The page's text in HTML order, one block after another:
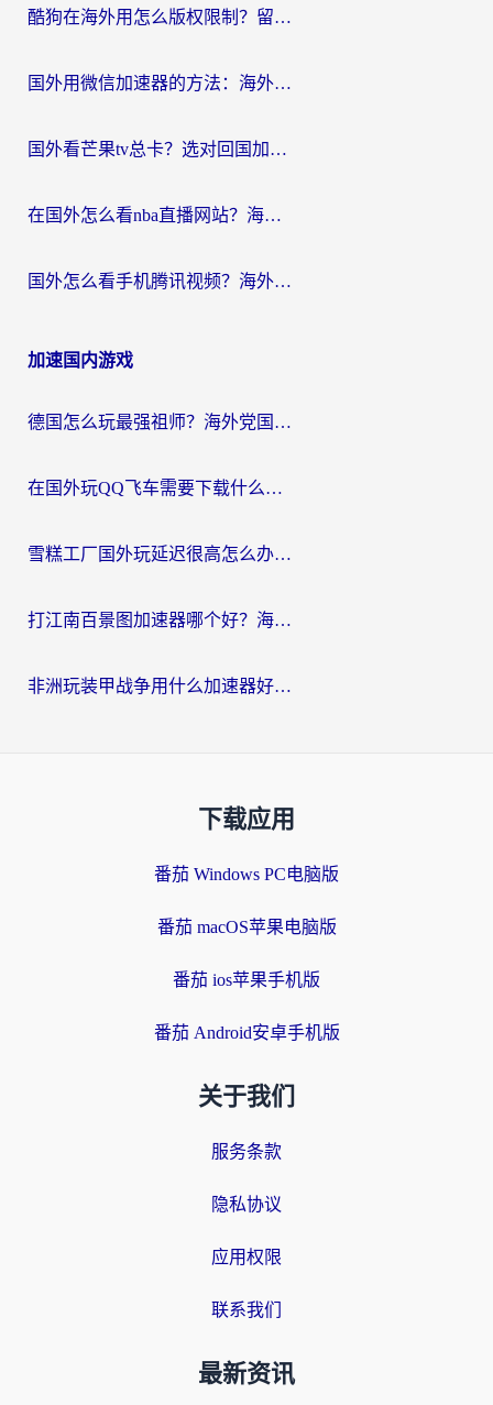
酷狗在海外用怎么版权限制？留学生亲测：3步解决听国内音乐难题
国外用微信加速器的方法：海外党无缝连接国内生活的实用指南
国外看芒果tv总卡？选对回国加速器，轻松追《浪姐》不费劲
在国外怎么看nba直播网站？海外党专属体育观赛指南，告别地区限制！
国外怎么看手机腾讯视频？海外党亲测有效的追剧加速器选择指南
加速国内游戏
德国怎么玩最强祖师？海外党国服游戏加速器选择全攻略（附宝可梦Online实测）
在国外玩QQ飞车需要下载什么加速器呢？海外党亲测有效的国服游戏加速指南
雪糕工厂国外玩延迟很高怎么办？海外玩家国服游戏加速终极攻略（附实测推荐）
打江南百景图加速器哪个好？海外党踩坑N次后，终于找到不卡的秘诀
非洲玩装甲战争用什么加速器好？海外党亲测有效的国服游戏加速方案
下载应用
番茄 Windows PC电脑版
番茄 macOS苹果电脑版
番茄 ios苹果手机版
番茄 Android安卓手机版
关于我们
服务条款
隐私协议
应用权限
联系我们
最新资讯